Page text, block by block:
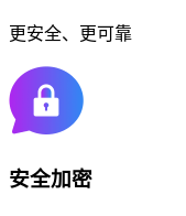
更安全、更可靠
安全加密